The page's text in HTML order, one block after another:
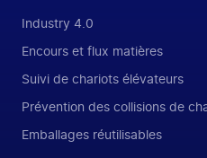
Industry 4.0
Encours et flux matières
Suivi de chariots élévateurs
Prévention des collisions de
Emballages réutilisables